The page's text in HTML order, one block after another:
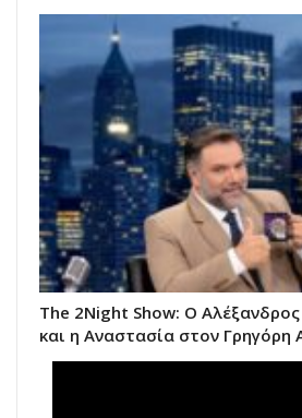
The 2Night Show: Ο
και η Αναστασία στον Γρηγόρη